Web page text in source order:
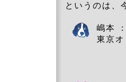
というのは
嶋本
東京